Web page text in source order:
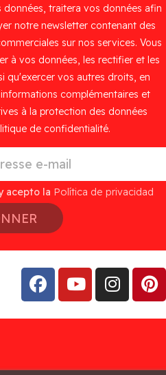
données, traitera vos données afin
notre newsletter contenant des
sur nos services. Vous
à vos données, les rectifier et les
qu'exercer vos autres droits, en
complémentaires et
à la protection des données
de confidentialité.
acepto la Política de privacidad